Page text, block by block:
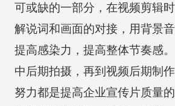
可或缺的一部分，在视频剪辑
解说词和画面的对接，用背景
提高感染力，提高整体节奏感
中后期拍摄，再到视频后期制
努力都是提高企业宣传片质量